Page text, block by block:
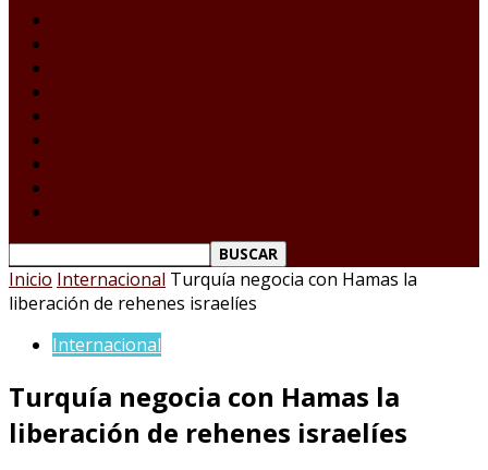
Inicio Internacional Turquía negocia con Hamas la
liberación de rehenes israelíes
Internacional
Turquía negocia con Hamas la
liberación de rehenes israelíes